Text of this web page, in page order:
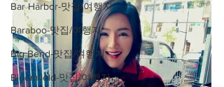
Bar Harbor-맛집/여행지
Baraboo-맛집/여행지
Big Bend-맛집/여행지
Bloomfield-맛집/여행지